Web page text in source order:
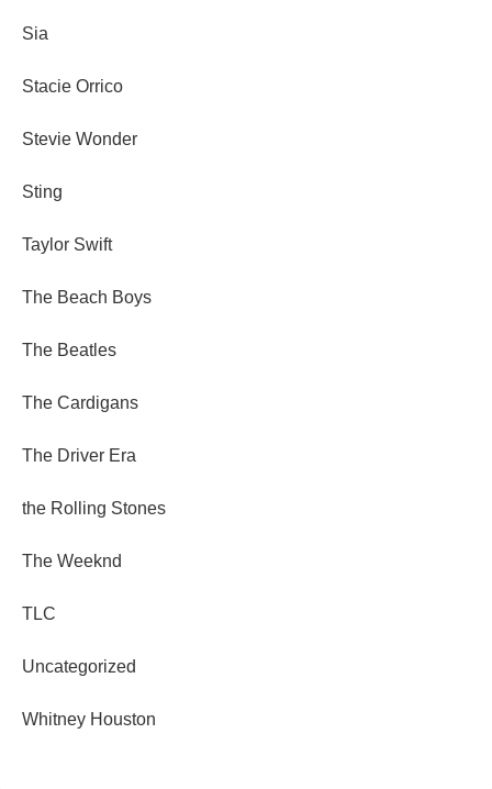
Sia
Stacie Orrico
Stevie Wonder
Sting
Taylor Swift
The Beach Boys
The Beatles
The Cardigans
The Driver Era
the Rolling Stones
The Weeknd
TLC
Uncategorized
Whitney Houston